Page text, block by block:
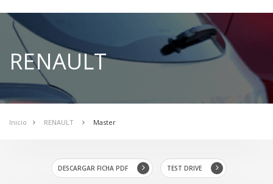
RENAULT
Inicio RENAULT Master
DESCARGAR FICHA PDF TEST DRIVE